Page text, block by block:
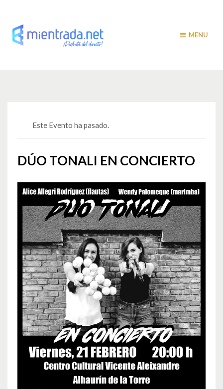
MENU
Este Evento ha pasado.
DÚO TONALI EN CONCIERTO